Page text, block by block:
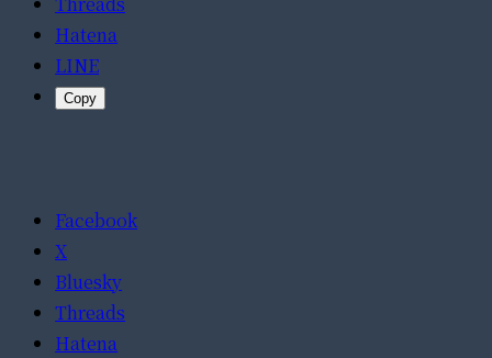
Hatena
LINE
Copy
Facebook
X
Bluesky
Threads
Hatena